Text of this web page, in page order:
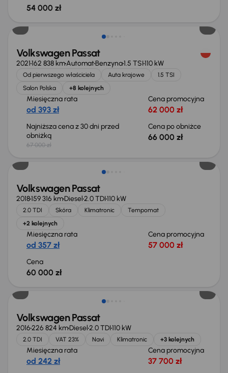
54 000 zł
Taniej o 1 000 zł
Volkswagen Passat
2021162 838 kmAutomatBenzyna1.5 TSI110 kW
Od pierwszego właściciela Auta krajowe
1.5 TSI
Salon Polska
+8 kolejnych
Miesięczna rata
od 393 zł
Cena promocyjna
62 000 zł
Najniższa cena z 30 dni przed
obniżką
67 000 zł
Cena po obniżce
66 000 zł
Volkswagen Passat
2018159 316 kmDiesel2.0 TDI110 kW
2.0 TDI Skóra Klimatronic
Tempomat
+2 kolejnych
Miesięczna rata
od 357 zł
Cena promocyjna
57 000 zł
Cena
60 000 zł
Extra zniżka 2 550 zł
Volkswagen Passat
2016226 824 kmDiesel2.0 TDI110 kW
2.0 TDI VAT 23% Navi Klimatronic +3 kolejnych
Miesięczna rata
od 242 zł
Cena promocyjna
37 700 zł